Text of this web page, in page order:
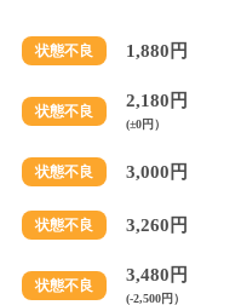
状態不良 1,880円
状態不良
2,180円
(±0円）
状態不良 3,000円
状態不良 3,260円
状態不良
3,480円
(-2,500円）